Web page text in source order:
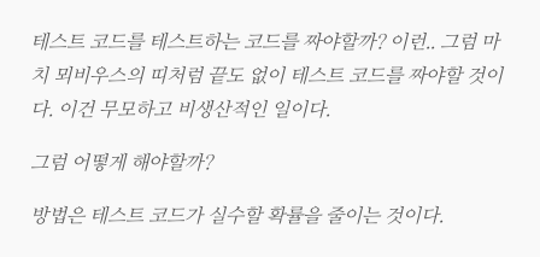
테스트 코드를 테스트하는 코드를 짜야할까? 이런.. 그럼 마
치 뫼비우스의 띠처럼 끝도 없이 테스트 코드를 짜야할 것이
다. 이건 무모하고 비생산적인 일이다.
그럼 어떻게 해야할까?
방법은 테스트 코드가 실수할 확률을 줄이는 것이다.